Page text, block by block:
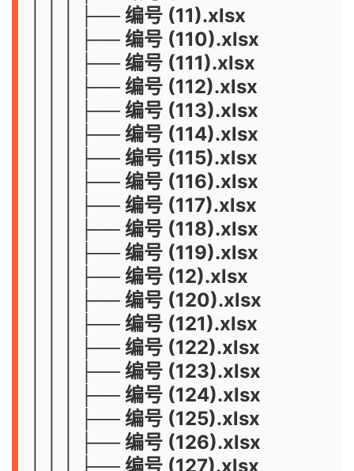
│ │ │ ├── 编号 (11).xlsx
│ │ │ ├── 编号 (110).xlsx
│ │ │ ├── 编号 (111).xlsx
│ │ │ ├── 编号 (112).xlsx
│ │ │ ├── 编号 (113).xlsx
│ │ │ ├── 编号 (114).xlsx
│ │ │ ├── 编号 (115).xlsx
│ │ │ ├── 编号 (116).xlsx
│ │ │ ├── 编号 (117).xlsx
│ │ │ ├── 编号 (118).xlsx
│ │ │ ├── 编号 (119).xlsx
│ │ │ ├── 编号 (12).xlsx
│ │ │ ├── 编号 (120).xlsx
│ │ │ ├── 编号 (121).xlsx
│ │ │ ├── 编号 (122).xlsx
│ │ │ ├── 编号 (123).xlsx
│ │ │ ├── 编号 (124).xlsx
│ │ │ ├── 编号 (125).xlsx
│ │ │ ├── 编号 (126).xlsx
│ │ │ ├── 编号 (127).xlsx